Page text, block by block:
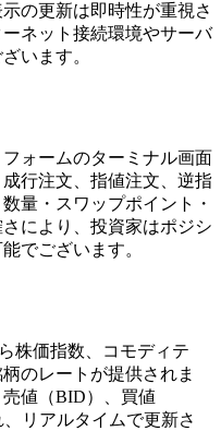
の更新は即時性が重視さ
ネット接続環境やサーバ
います。
ォームのターミナル画面
行注文、指値注文、逆指
量・スワップポイント・
により、投資家はポジシ
でございます。
株価指数、コモディテ
のレートが提供されま
値（BID）、買値
リアルタイムで更新さ